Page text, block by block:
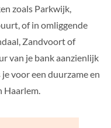
zoals Parkwijk,
of in omliggende
Zandvoort of
van je bank aanzienlijk
voor een duurzame en
Haarlem.